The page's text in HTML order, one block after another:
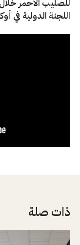
للصليب الأحمر
اللجنة الدولية في
ذات صلة